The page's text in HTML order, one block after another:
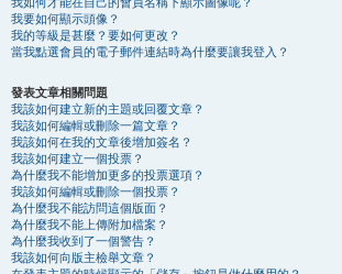
我要如何顯示頭像？
我的等級是甚麼？要如何更改？
當我點選會員的電子郵件連結時為什麼要讓我登入？
發表文章相關問題
我該如何建立新的主題或回覆文章？
我該如何編輯或刪除一篇文章？
我該如何在我的文章後增加簽名？
我該如何建立一個投票？
為什麼我不能增加更多的投票選項？
我該如何編輯或刪除一個投票？
為什麼我不能訪問這個版面？
為什麼我不能上傳附加檔案？
為什麼我收到了一個警告？
我該如何向版主檢舉文章？